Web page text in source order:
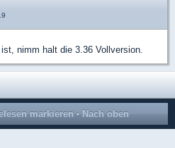
nimm halt die 3.36 Vollversion.
markieren · Nach oben